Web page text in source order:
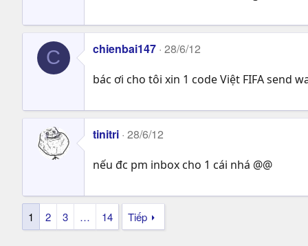
C chienbai147 28/6/12
bác ơi cho tôi xin 1 code Việt FIFA send
tinitri 28/6/12
nếu đc pm inbox cho 1 cái nhá @@
1 2 3 … 14 Tiếp